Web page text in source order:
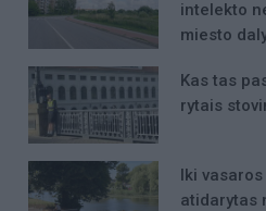
intelekto
miesto
Kas tas
rytais
Iki
atidarytas